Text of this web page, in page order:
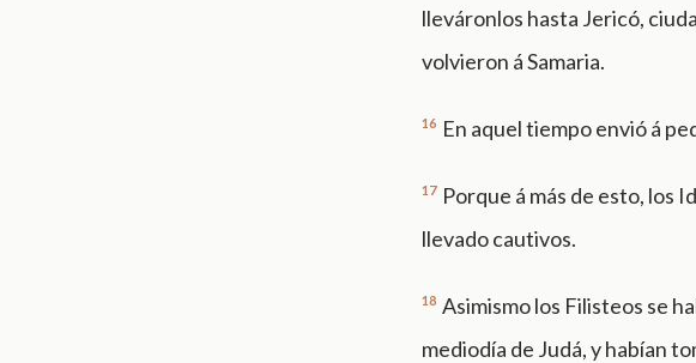
lleváronlos hasta Jericó,
volvieron á Samaria.
16 En aquel tiempo envió á
17 Porque á más de esto, los
llevado cautivos.
18 Asimismo los Filisteos se
mediodía de Judá, y habían